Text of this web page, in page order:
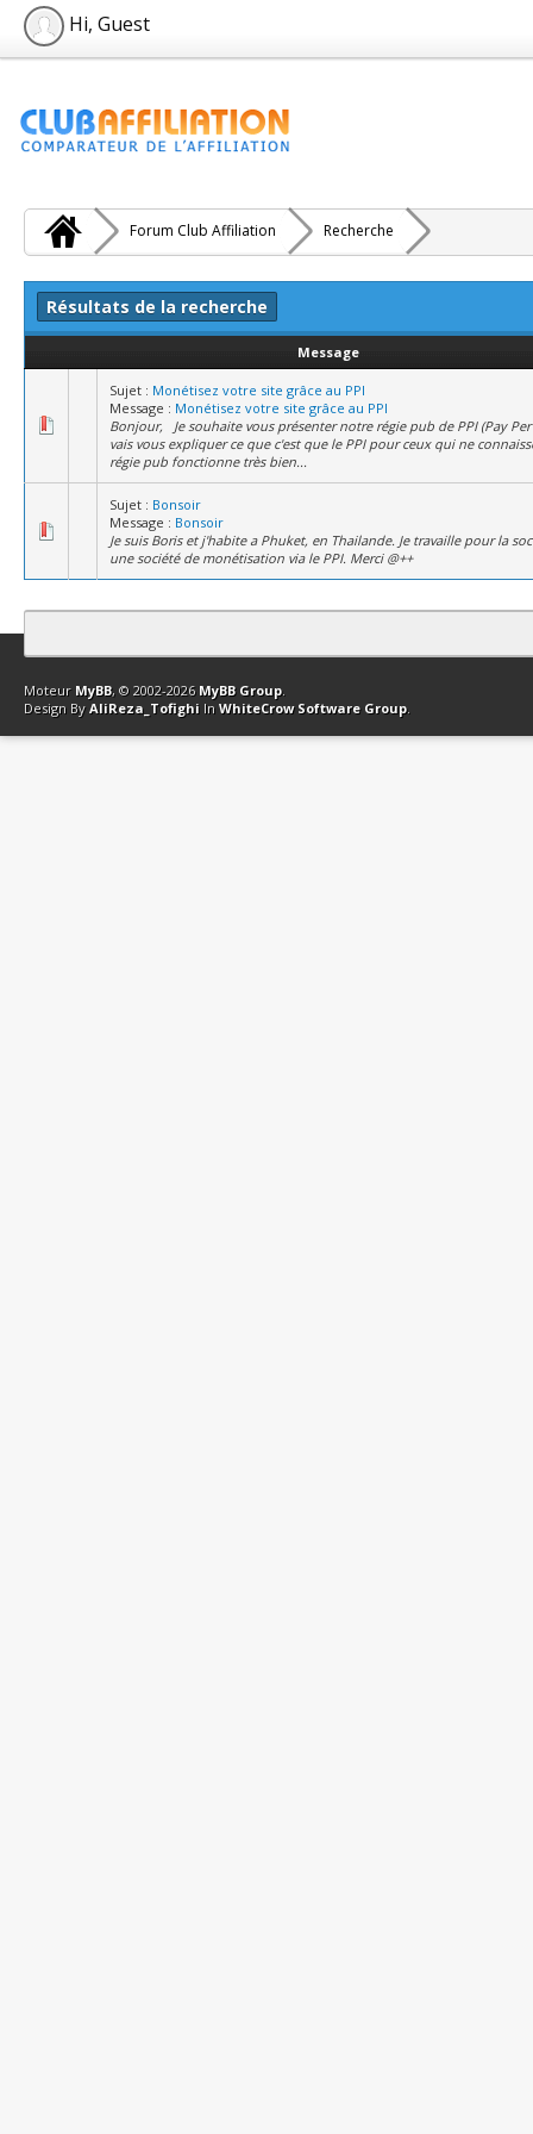
Hi, Guest
Forum Club Affiliation Recherche
Résultats de la recherche
Message
Sujet : Monétisez votre site grâce au PPI
Message : Monétisez votre site grâce au PPI
Bonjour, Je souhaite vous présenter notre régie pub de PPI (Pay
vais vous expliquer ce que c'est que le PPI pour ceux qui ne
régie pub fonctionne très bien...
Sujet : Bonsoir
Message : Bonsoir
Je suis Boris et j'habite a Phuket, en Thailande. Je travaille pour la
une société de monétisation via le PPI. Merci @++
Contact Club Affiliation Retourner en haut Version bas-débit
Moteur MyBB, © 2002-2026 MyBB Group.
Design By AliReza_Tofighi In WhiteCrow Software Group.